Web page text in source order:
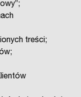
treści;